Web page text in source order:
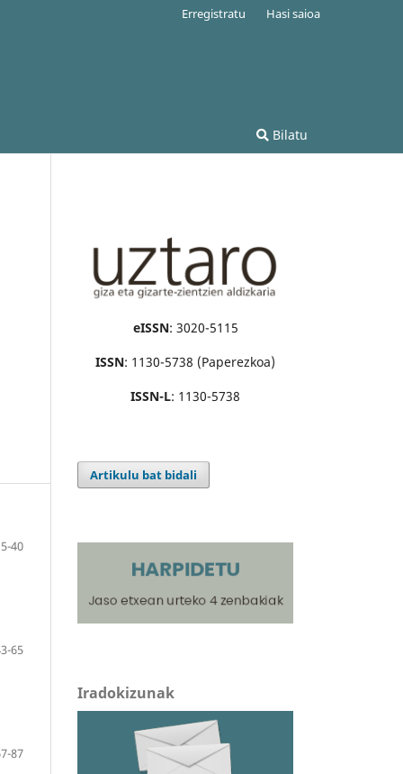
Bilatu
Erregistratu Hasi saioa
5-40
65
87
eISSN: 3020-5115
ISSN: 1130-5738 (Paperezkoa)
ISSN-L: 1130-5738
Artikulu bat bidali
Iradokizunak